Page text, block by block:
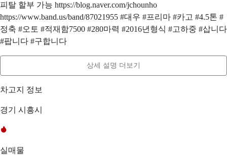
피탈 할부 가능 https://blog.naver.com/jchounho
https://www.band.us/band/87021955 #대우 #프리마 #카고 #4.5톤 #
정축 #오토 #적재함7500 #280마력 #2016년형식 #고하중 #삽니다
#팝니다 #구합니다
상세 설명 더보기
차고지 정보
경기 시흥시
실매물